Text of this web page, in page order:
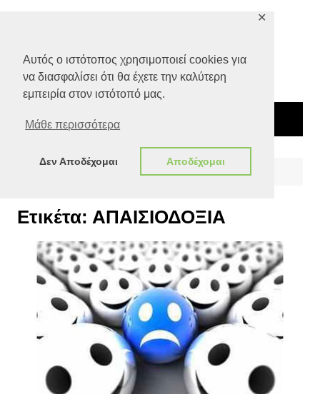
Αυτός ο ιστότοπος χρησιμοποιεί cookies για
να διασφαλίσει ότι θα έχετε την καλύτερη
εμπειρία στον ιστότοπό μας.
Μάθε περισσότερα
Δεν Αποδέχομαι Αποδέχομαι
✕
ΑΠΑΙΣΙΟΔΟΞΙΑ
Ετικέτα: ΑΠΑΙΣΙΟΔΟΞΙΑ